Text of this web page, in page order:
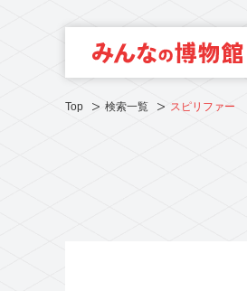
Top 検索一覧 スピリファー